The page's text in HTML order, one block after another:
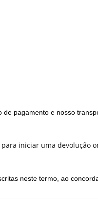
pagamento e nosso
iniciar uma devolução
neste termo, ao